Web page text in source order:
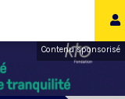
Contenu sponsorisé